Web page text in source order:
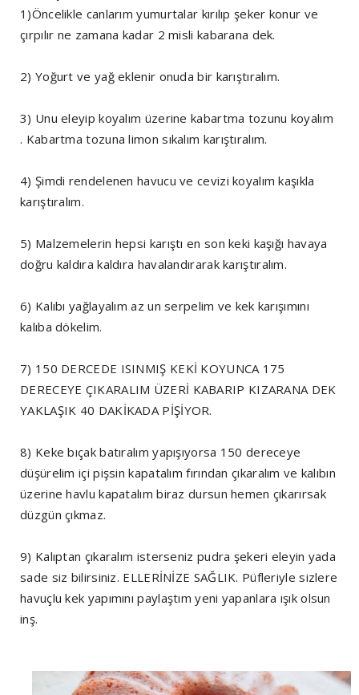
1)Öncelikle canlarım yumurtalar kırılıp şeker konur ve
çırpılır ne zamana kadar 2 misli kabarana dek.
2) Yoğurt ve yağ eklenir onuda bir karıştıralım.
3) Unu eleyip koyalım üzerine kabartma tozunu koyalım
. Kabartma tozuna limon sıkalım karıştıralım.
4) Şimdi rendelenen havucu ve cevizi koyalım kaşıkla
karıştıralım.
5) Malzemelerin hepsi karıştı en son keki kaşığı havaya
doğru kaldıra kaldıra havalandırarak karıştıralım.
6) Kalıbı yağlayalım az un serpelim ve kek karışımını
kalıba dökelim.
7) 150 DERCEDE ISINMIŞ KEKİ KOYUNCA 175
DERECEYE ÇIKARALIM ÜZERİ KABARIP KIZARANA DEK
YAKLAŞIK 40 DAKİKADA PİŞİYOR.
8) Keke bıçak batıralım yapışıyorsa 150 dereceye
düşürelim içi pişsin kapatalım fırından çıkaralım ve kalıbın
üzerine havlu kapatalım biraz dursun hemen çıkarırsak
düzgün çıkmaz.
9) Kalıptan çıkaralım isterseniz pudra şekeri eleyin yada
sade siz bilirsiniz. ELLERİNİZE SAĞLIK. Püfleriyle sizlere
havuçlu kek yapımını paylaştım yeni yapanlara ışık olsun
inş.